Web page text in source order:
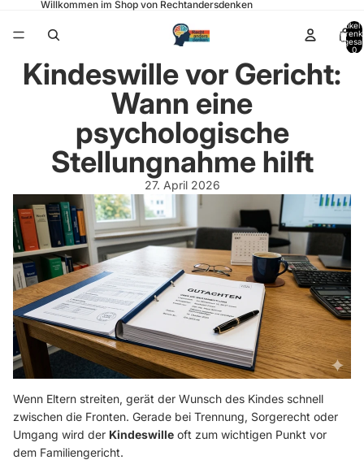
Willkommen im Shop von Rechtandersdenken
Artikel
0
Kindeswille vor Gericht:
Wann eine
psychologische
Stellungnahme hilft
27. April 2026
Wenn Eltern streiten, gerät der Wunsch des Kindes schnell
zwischen die Fronten. Gerade bei Trennung, Sorgerecht oder
Umgang wird der Kindeswille oft zum wichtigen Punkt vor
dem Familiengericht.